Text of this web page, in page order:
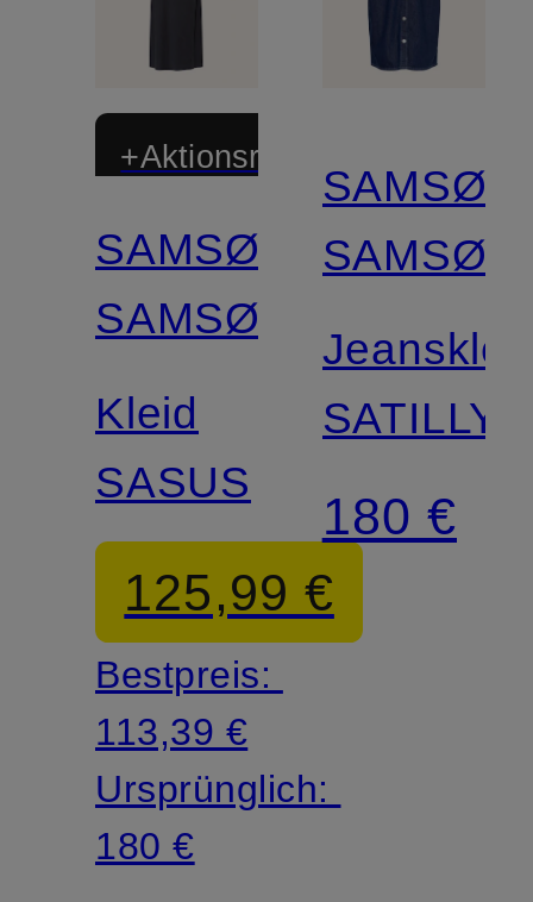
+Aktionsrabatt
SAMSØE
SAMSØE
Kleid
SASUS
125,99 €
Bestpreis:
113,39 €
Ursprünglich:
180 €
SAMSØE
SAMSØE
SATILLY
180 €